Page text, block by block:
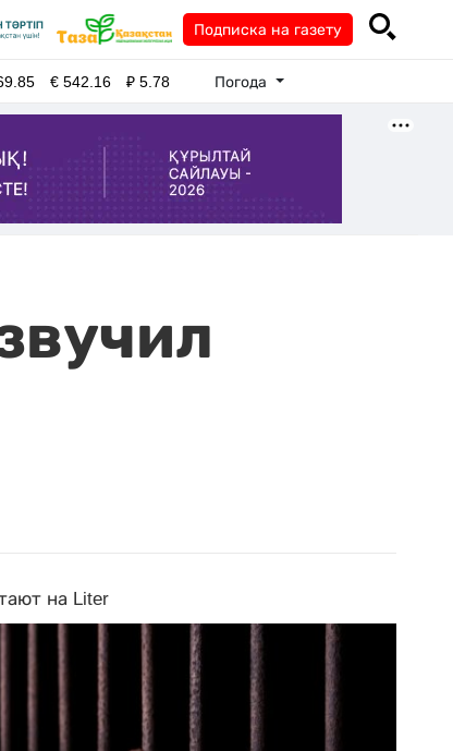
Подписка на газету
€542.16 ₽5.78 Погода
на Liter